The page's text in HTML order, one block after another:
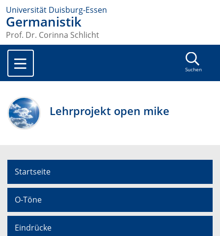
Universität Duisburg-Essen
Germanistik
Prof. Dr. Corinna Schlicht
Suchen
Lehrprojekt open mike
Startseite
O-Töne
Eindrücke